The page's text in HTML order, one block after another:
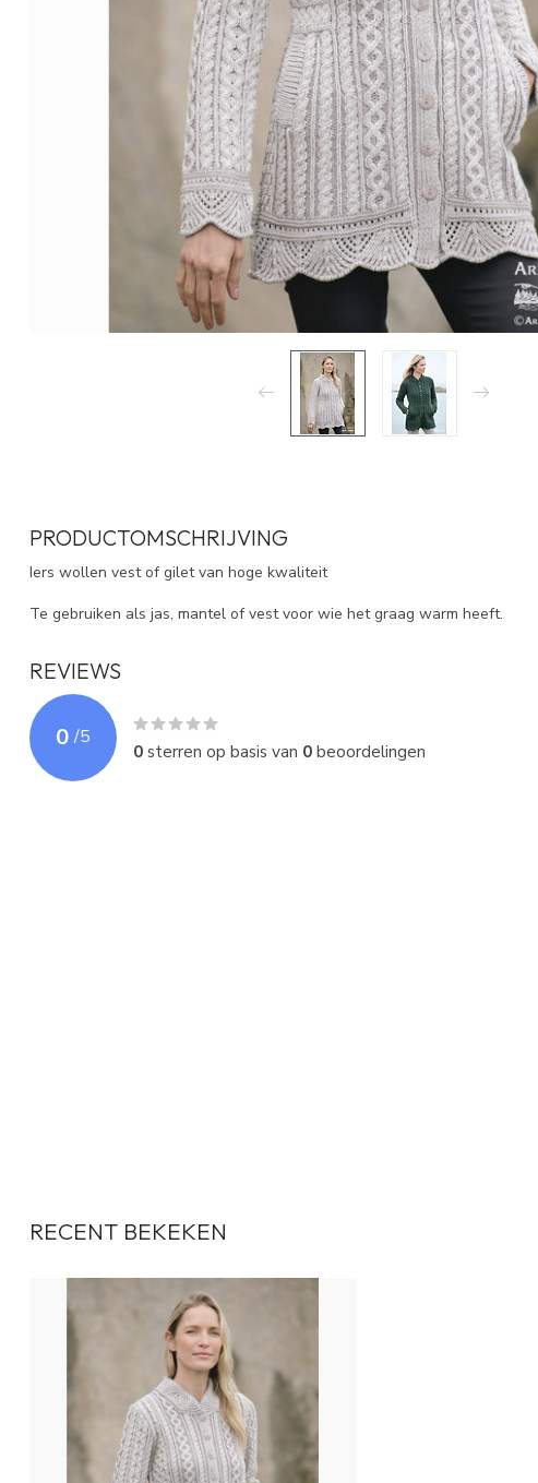
PRODUCTOMSCHRIJVING
Iers wollen vest of gilet van hoge kwaliteit
Te gebruiken als jas, mantel of vest voor wie het graag warm heeft.
REVIEWS
0 /5
0sterren op basis van 0beoordelingen
RECENT BEKEKEN